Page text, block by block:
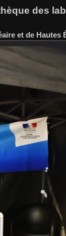
des
et de Hautes